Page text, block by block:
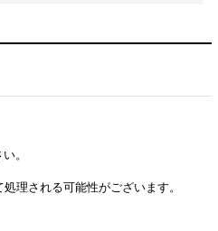
。
理される可能性がございます。